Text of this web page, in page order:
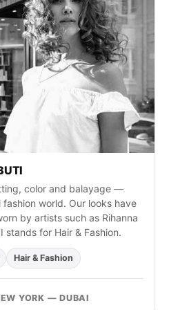
color and balayage —
world. Our looks have
by artists such as Rihanna
stands for Hair & Fashion.
Hair & Fashion
YORK — DUBAI